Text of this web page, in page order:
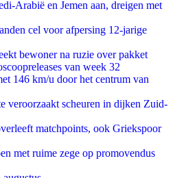
Arabië en Jemen aan, dreigen met
cel voor afpersing 12-jarige
bewoner na ruzie over pakket
van week 32
146 km/u door het centrum van
veroorzaakt scheuren in dijken Zuid-
matchpoints, ook Griekspoor
met ruime zege op promovendus